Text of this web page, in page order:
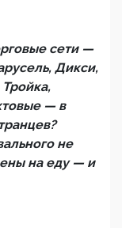
сети —
Дикси,
— в
не
на еду — и